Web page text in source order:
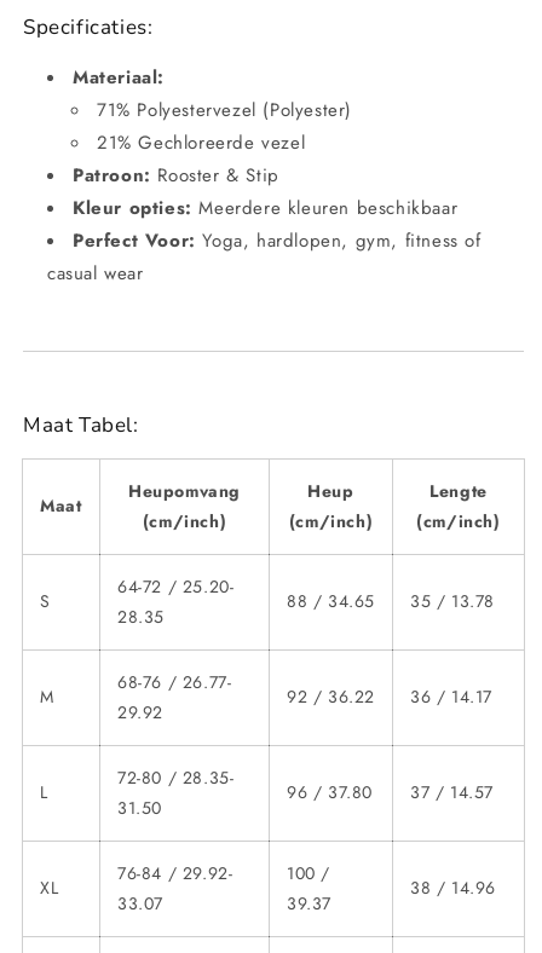
Specificaties:
Materiaal:
71% Polyestervezel (Polyester)
21% Gechloreerde vezel
Patroon: Rooster & Stip
Kleur opties: Meerdere kleuren beschikbaar
Perfect Voor: Yoga, hardlopen, gym, fitness of
casual wear
Maat Tabel:
Maat
Heupomvang
(cm/inch)
Heup
(cm/inch)
Lengte
(cm/inch)
S
64-72 / 25.20-
28.35
88 / 34.65 35 / 13.78
M
68-76 / 26.77-
29.92
92 / 36.22 36 / 14.17
L
72-80 / 28.35-
31.50
96 / 37.80 37 / 14.57
XL
76-84 / 29.92-
33.07
100 /
39.37
38 / 14.96